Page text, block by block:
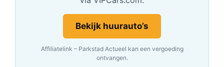
Bekijk huurauto’s
Affiliatelink – Parkstad Actueel kan een vergoeding
ontvangen.